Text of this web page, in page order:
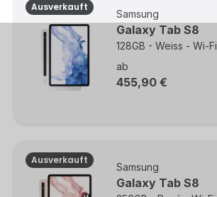
Ausverkauft
Samsung
Galaxy Tab S8
128GB - Weiss - Wi-Fi
ab
455,90 €
Ausverkauft
Samsung
Galaxy Tab S8